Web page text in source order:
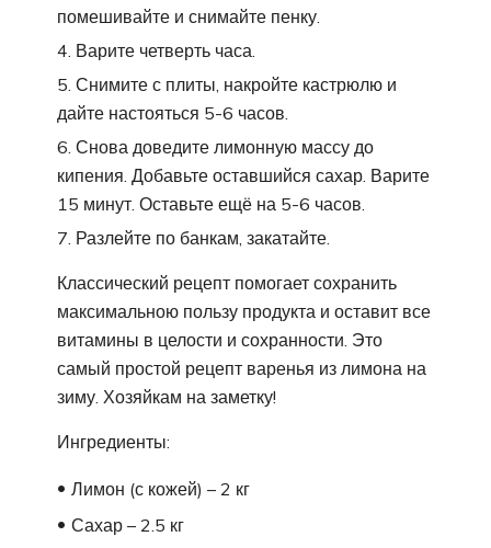
помешивайте и снимайте пенку.
Варите четверть часа.
Снимите с плиты, накройте кастрюлю и
дайте настояться 5-6 часов.
Снова доведите лимонную массу до
кипения. Добавьте оставшийся сахар. Варите
15 минут. Оставьте ещё на 5-6 часов.
Разлейте по банкам, закатайте.
Классический рецепт помогает сохранить
максимальною пользу продукта и оставит все
витамины в целости и сохранности. Это
самый простой рецепт варенья из лимона на
зиму. Хозяйкам на заметку!
Ингредиенты:
Лимон (с кожей) – 2 кг
Сахар – 2.5 кг